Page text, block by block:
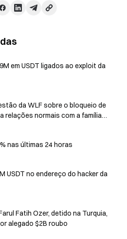
em USDT ligados ao exploit da
da WLF sobre o bloqueio de
relações normais com a família
nas últimas 24 horas
USDT no endereço do hacker da
Fatih Ozer, detido na Turquia,
alegado $2B roubo